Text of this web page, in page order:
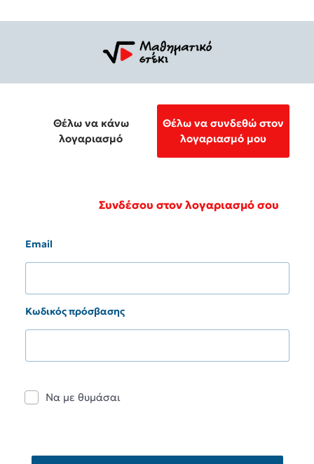
Θέλω να κάνω
λογαριασμό
Θέλω να συνδεθώ στον
λογαριασμό μου
Συνδέσου στον λογαριασμό σου
Email
Κωδικός πρόσβασης
Να με θυμάσαι